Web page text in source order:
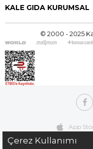
KALE GIDA KURUMSAL
© 2000 - 2025
App
Çerez Kullanımı